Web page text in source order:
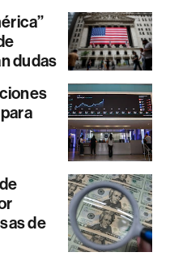
dudas
de